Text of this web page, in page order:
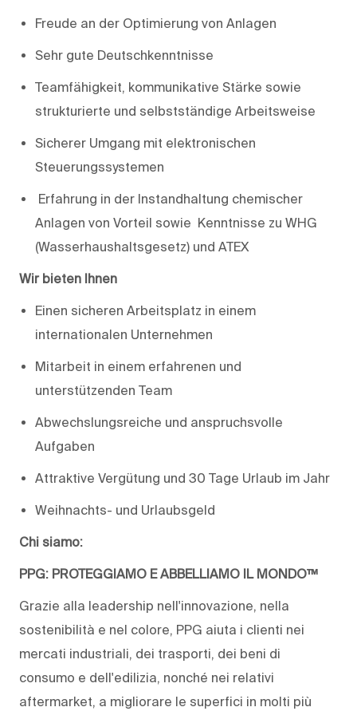
Freude an der Optimierung von Anlagen
Sehr gute Deutschkenntnisse
Teamfähigkeit, kommunikative Stärke sowie
strukturierte und selbstständige Arbeitsweise
Sicherer Umgang mit elektronischen
Steuerungssystemen
Erfahrung in der Instandhaltung chemischer
Anlagen von Vorteil sowie Kenntnisse zu WHG
(Wasserhaushaltsgesetz) und ATEX
Wir bieten Ihnen
Einen sicheren Arbeitsplatz in einem
internationalen Unternehmen
Mitarbeit in einem erfahrenen und
unterstützenden Team
Abwechslungsreiche und anspruchsvolle
Aufgaben
Attraktive Vergütung und 30 Tage Urlaub im Jahr
Weihnachts- und Urlaubsgeld
Chi siamo:
PPG: PROTEGGIAMO E ABBELLIAMO IL MONDO™
Grazie alla leadership nell'innovazione, nella
sostenibilità e nel colore, PPG aiuta i clienti nei
mercati industriali, dei trasporti, dei beni di
consumo e dell'edilizia, nonché nei relativi
aftermarket, a migliorare le superfici in molti più